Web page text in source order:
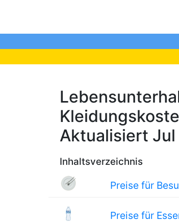
Aktualisiert
Inhaltsverzeichnis
Preise für
Preise für